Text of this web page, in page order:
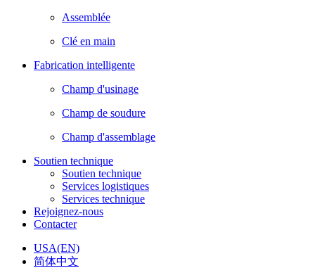
Assemblée
Clé en main
Fabrication intelligente
Champ d'usinage
Champ de soudure
Champ d'assemblage
Soutien technique
Soutien technique
Services logistiques
Services technique
Rejoignez-nous
Contacter
USA(EN)
简体中文